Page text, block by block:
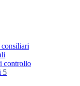
controllo
5